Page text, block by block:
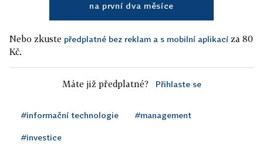
na první dva měsíce
Nebo zkuste předplatné bez reklam a s mobilní aplikací za 80
Kč.
Máte již předplatné? Přihlaste se
#informační technologie #management
#investice